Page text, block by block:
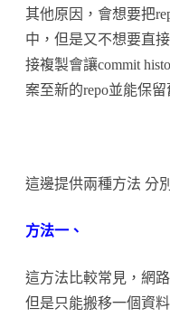
其他原因，會想要把
中，但是又不想要直
接複製會讓commit
案至新的repo並能保留
這邊提供兩種方法 分
方法一、
這方法比較常見，網
但是只能搬移一個資